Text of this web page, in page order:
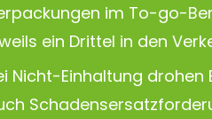
im To-go-
ein Drittel in den
Nicht-Einhaltung drohen